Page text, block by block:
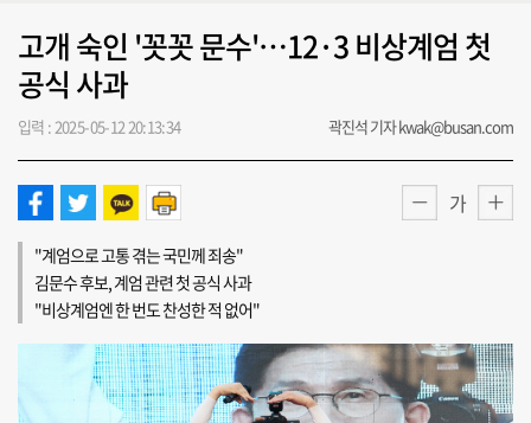
고개 숙인 '꼿꼿 문수'…12·3 비상계엄 첫
공식 사과
입력 : 2025-05-12 20:13:34 곽진석 기자 kwak@busan.com
가
"계엄으로 고통 겪는 국민께 죄송"
김문수 후보, 계엄 관련 첫 공식 사과
"비상계엄엔 한 번도 찬성한 적 없어"